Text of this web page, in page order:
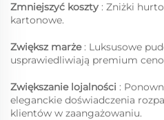
Zmniejszyć koszty : Zniżki
kartonowe.
Zwiększ marże : Luksusowe
usprawiedliwiają premium
Zwiększanie lojalności :
eleganckie doświadczenia
klientów w zaangażowaniu.